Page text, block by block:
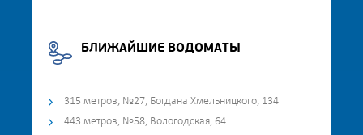
БЛИЖАЙШИЕ ВОДОМАТЫ
315 метров, №27, Богдана Хмельницкого, 134
443 метров, №58, Вологодская, 64